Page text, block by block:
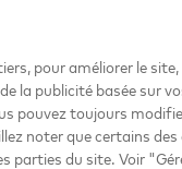
pour améliorer le
la publicité basée sur
pouvez toujours
noter que certains des
du site. Voir